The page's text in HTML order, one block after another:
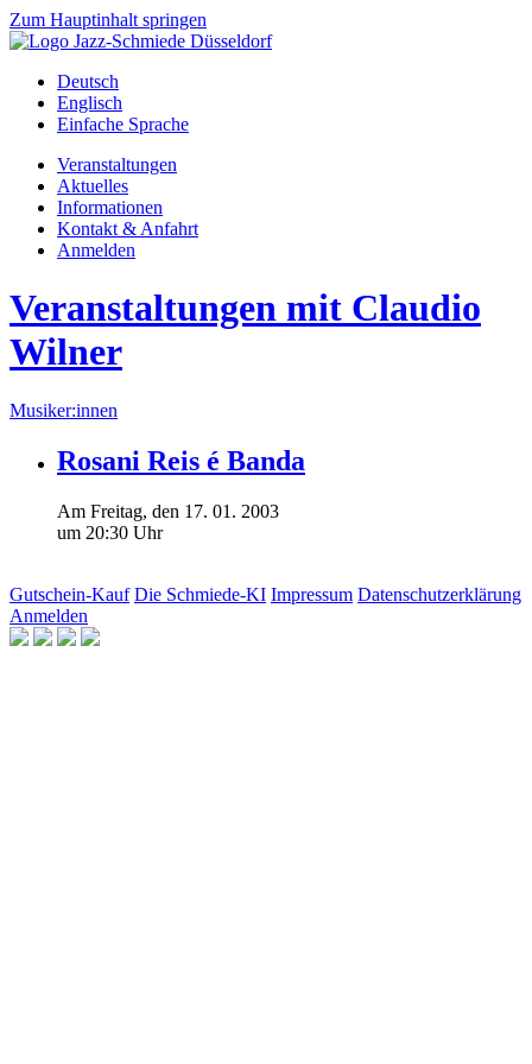
Zum Hauptinhalt springen
Deutsch
Englisch
Einfache Sprache
Veranstaltungen
Aktuelles
Informationen
Kontakt & Anfahrt
Anmelden
Veranstaltungen mit Claudio
Wilner
Musiker:innen
Rosani Reis é Banda
Am Freitag, den 17. 01. 2003
um 20:30 Uhr
Gutschein-Kauf Die Schmiede-KI Impressum Datenschutzerklärung
Anmelden